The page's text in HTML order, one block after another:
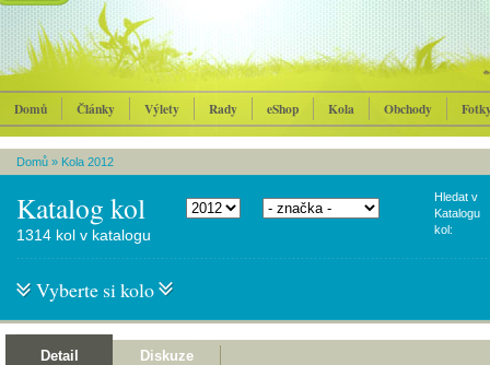
Domů Články Výlety Rady eShop Kola Obchody
Domů » Kola 2012
Katalog kol
Hledat v
Katalogu
kol:
1314 kol v katalogu
Vyberte si kolo
Detail Diskuze